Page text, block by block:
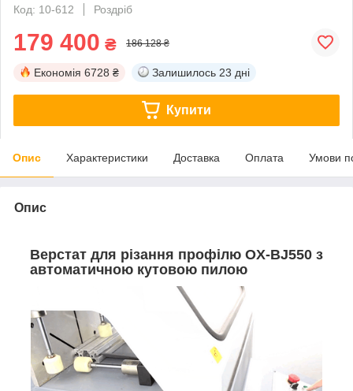
Код: 10-612
Роздріб
179 400 ₴ 186 128 ₴
Економія 6728 ₴ Залишилось 23 дні
Купити
Опис Характеристики Доставка Оплата Умови
Опис
Верстат для різання профілю OX-BJ550 з
автоматичною кутовою пилою